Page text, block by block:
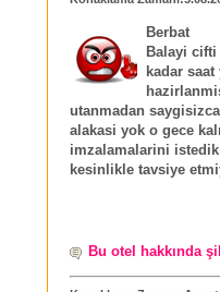
Berbat
Balayi
kadar
utanmadan
alakasi yok o gece
imzalamalarini
kesinlikle tavsiye
Bu otel hakkında